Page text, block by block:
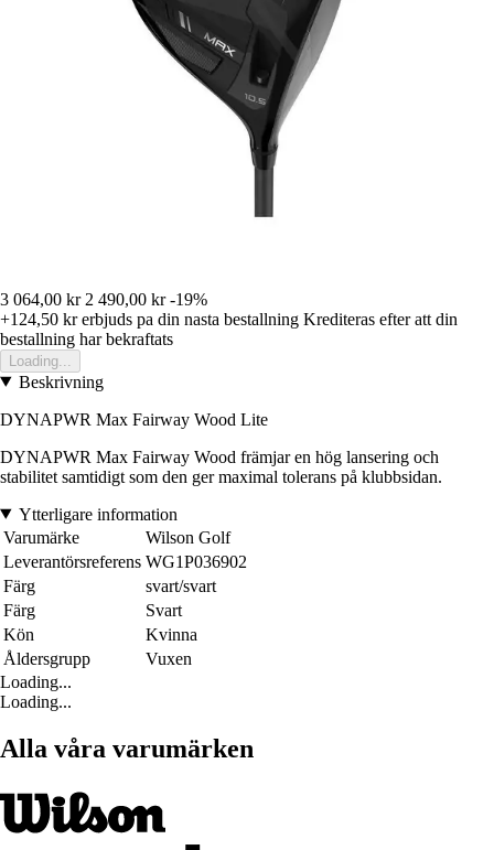
3 064,00 kr 2 490,00 kr -19%
+124,50 krerbjuds pa din nasta bestallning Krediteras efter att din
bestallning har bekraftats
Loading...
Beskrivning
DYNAPWR Max Fairway Wood Lite
DYNAPWR Max Fairway Wood främjar en hög lansering och
stabilitet samtidigt som den ger maximal tolerans på klubbsidan.
Ytterligare information
Varumärke
Wilson Golf
Leverantörsreferens WG1P036902
Färg
svart/svart
Färg
Svart
Kön
Kvinna
Åldersgrupp
Vuxen
Loading...
Loading...
Alla våra varumärken